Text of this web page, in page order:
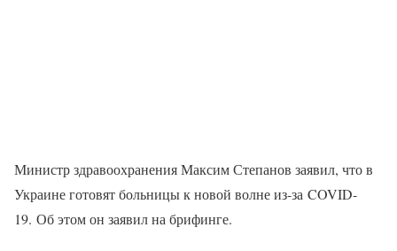
Министр здравоохранения Максим Степанов заявил, что в
Украине готовят больницы к новой волне из-за COVID-
19. Об этом он заявил на брифинге.